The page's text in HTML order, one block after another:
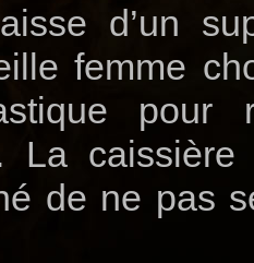
d’un
femme
pour
La
de ne pas